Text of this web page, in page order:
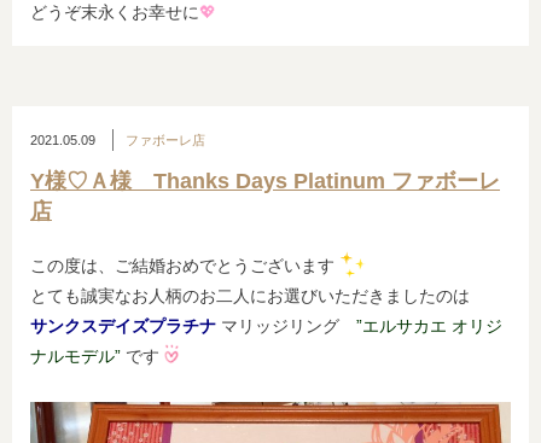
どうぞ末永くお幸せに💖
2021.05.09 ファボーレ店
Y様♡Ａ様 Thanks Days Platinum ファボーレ
店
この度は、ご結婚おめでとうございます
とても誠実なお人柄のお二人にお選びいただきましたのは
サンクスデイズプラチナ マリッジリング ”エルサカエ オリジ
ナルモデル” です